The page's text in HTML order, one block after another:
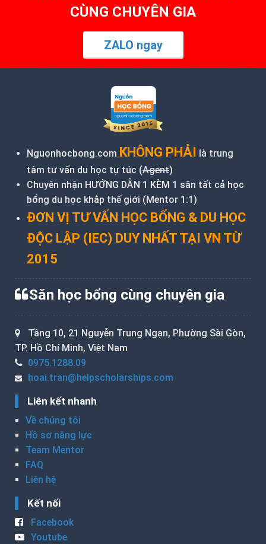
CÙNG CHUYÊN GIA
ZALO ngay
Nguonhocbong.com KHÔNG PHẢI
là trung
tâm tư vấn du học tự túc (Agent)
Chuyên nhận HƯỚNG DẪN 1 KÈM 1 săn tất cả học
bổng du học khắp thế giới (Mentor 1:1)
ĐƠN VỊ TƯ VẤN HỌC BỔNG & DU HỌC
ĐỘC LẬP (IEC) DUY NHẤT TẠI VN TỪ
2015
Săn học bổng cùng chuyên gia
Tầng 10, 21 Nguyễn Trung Ngạn, Phường Sài Gòn,
TP. Hồ Chí Minh, Việt Nam
0975.1288.09
hoai.tran@helpscholarships.com
Liên kết nhanh
Về chúng tôi
Hồ sơ năng lực
Team Mentor
FAQ
Liên hệ
Kết nối
Facebook
Youtube